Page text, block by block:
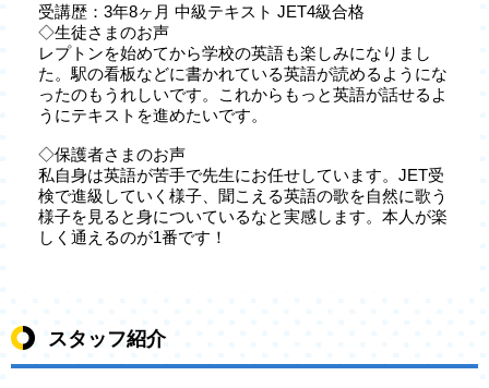
受講歴：3年8ヶ月 中級テキスト JET4級合格
◇生徒さまのお声
レプトンを始めてから学校の英語も楽しみになりまし
た。駅の看板などに書かれている英語が読めるようにな
ったのもうれしいです。これからもっと英語が話せるよ
うにテキストを進めたいです。
◇保護者さまのお声
私自身は英語が苦手で先生にお任せしています。JET受
検で進級していく様子、聞こえる英語の歌を自然に歌う
様子を見ると身についているなと実感します。本人が楽
しく通えるのが1番です！
スタッフ紹介